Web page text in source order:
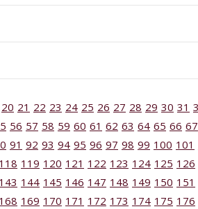
20 21 22 23 24 25 26 27 28 29 30 31
56 57 58 59 60 61 62 63 64 65 66 67
91 92 93 94 95 96 97 98 99 100 101
118 119 120 121 122 123 124 125 126
143 144 145 146 147 148 149 150 151
168 169 170 171 172 173 174 175 176